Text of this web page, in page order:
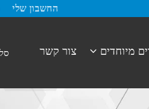
החשבון שלי
מיוחדים צור קשר